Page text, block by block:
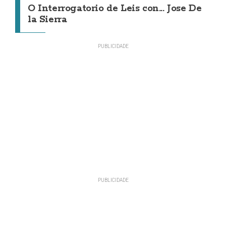
O Interrogatorio de Leis con... Jose De
la Sierra